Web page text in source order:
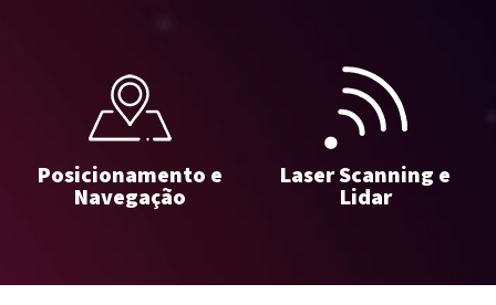
Posicionamento e
Navegação
Laser Scanning e
Lidar